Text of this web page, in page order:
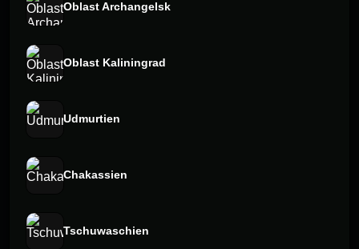
Oblast Archangelsk
Oblast Kaliningrad
Udmurtien
Chakassien
Tschuwaschien